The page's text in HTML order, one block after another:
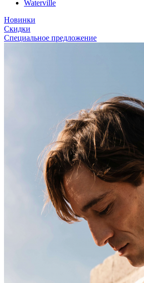
Waterville
Новинки
Скидки
Специальное предложение